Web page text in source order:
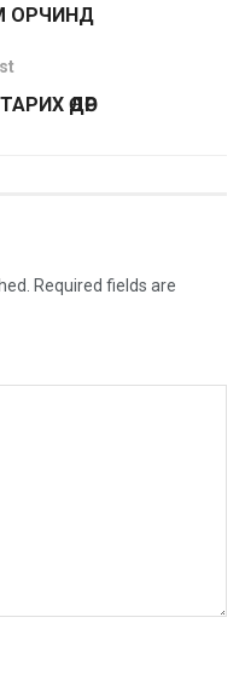
ОРЧИНД
ӨДӨР
Required fields are